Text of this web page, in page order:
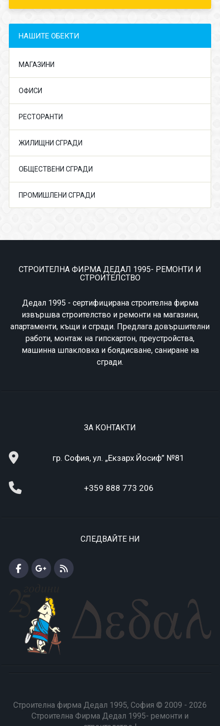
НАШИТЕ ОБЕКТИ
МАГАЗИНИ
ОФИСИ
РЕСТОРАНТИ
ЖИЛИЩНИ СГРАДИ
ОБЩЕСТВЕНИ СГРАДИ
ПРОМИШЛЕНИ СГРАДИ
СТРОИТЕЛНА ФИРМА ДЕДАЛ 1995- РЕМОНТИ И
СТРОИТЕЛСТВО
Дедал 1995 - сертифицирана строителна фирма
извършва строителство и ремонти на магазини,
апартаменти, къщи и сгради. Предлага довършителни
работи, монтаж на гипскартон, преустройства,
машинна шпакловка и боядисване, саниране на
сгради.
ЗА КОНТАКТИ
гр. София, ул. „Екзарх Йосиф” №81
+359 888 773 206
СЛЕДВАЙТЕ НИ
Строителна фирма Дедал 1995, София © 2009 - 2026
Строителна Фирма Дедал 1995- ремонти и